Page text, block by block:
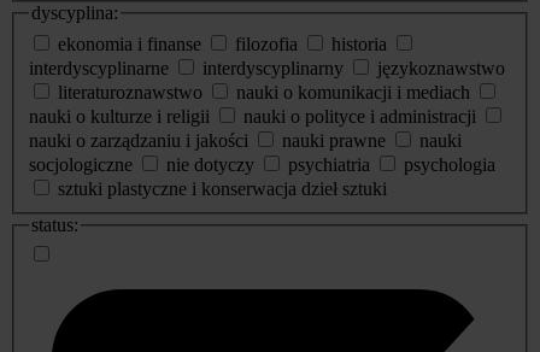
dyscyplina:
ekonomia i finanse
filozofia
historia
interdyscyplinarne
interdyscyplinarny
językoznawstwo
literaturoznawstwo
nauki o komunikacji i mediach
nauki o kulturze i religii
nauki o polityce i administracji
nauki o zarządzaniu i jakości
nauki prawne
nauki
socjologiczne
nie dotyczy psychiatria
psychologia
sztuki plastyczne i konserwacja dzieł sztuki
status: